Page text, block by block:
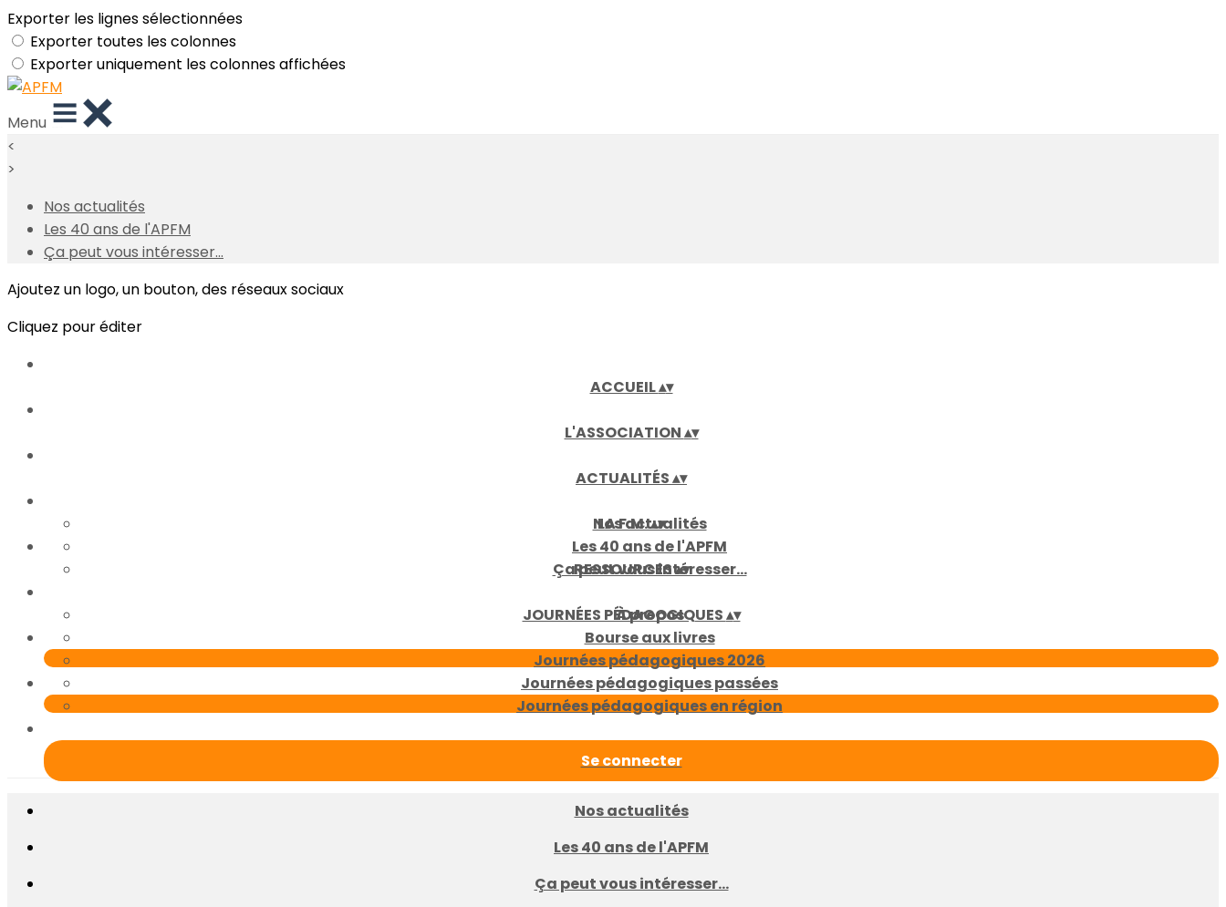
Exporter les lignes sélectionnées
Exporter toutes les colonnes
Exporter uniquement les colonnes affichées
Menu
<
>
Nos actualités
Les 40 ans de l'APFM
Ça peut vous intéresser...
Ajoutez un logo, un bouton, des réseaux sociaux
Cliquez pour éditer
ACCUEIL▴▾
L'ASSOCIATION▴▾
ACTUALITÉS▴▾
Nos actualités
Les 40 ans de l'APFM
Ça peut vous intéresser...
LA F.M.▴▾
RESSOURCES▴▾
À propos
Bourse aux livres
JOURNÉES PÉDAGOGIQUES▴▾
Journées pédagogiques 2026
Journées pédagogiques passées
Journées pédagogiques en région
Se connecter
Nos actualités
Les 40 ans de l'APFM
Ça peut vous intéresser...